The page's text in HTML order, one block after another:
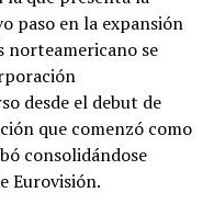
paso en la expansión
norteamericano se
desde el debut de
que comenzó como
consolidándose
Eurovisión.